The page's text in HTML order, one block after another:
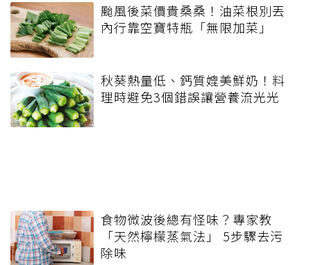
颱風後菜價貴桑桑！油菜根別丟
內行靠空寶特瓶「無限加菜」
秋葵熱量低、鈣質媲美鮮奶！料
理時避免3個錯誤讓營養流光光
食物微波後總有怪味？專家教
「天然檸檬蒸氣法」 5步驟去污
除味